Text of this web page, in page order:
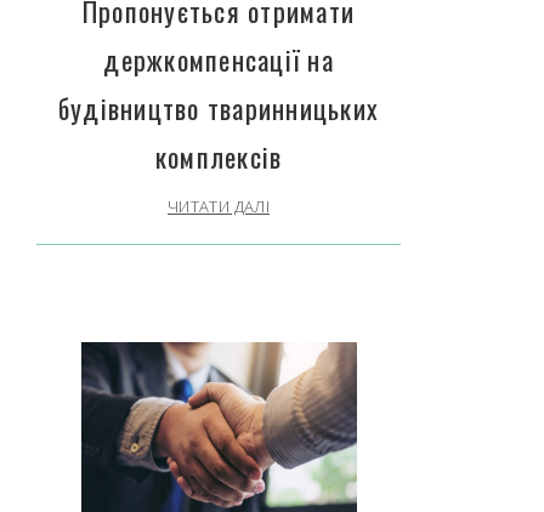
Пропонується отримати
держкомпенсації на
будівництво тваринницьких
комплексів
ЧИТАТИ ДАЛІ